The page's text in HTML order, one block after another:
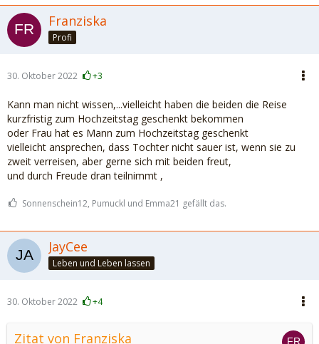
Franziska
Profi
30. Oktober 2022 +3
Kann man nicht wissen,...vielleicht haben die beiden die Reise
kurzfristig zum Hochzeitstag geschenkt bekommen
oder Frau hat es Mann zum Hochzeitstag geschenkt
vielleicht ansprechen, dass Tochter nicht sauer ist, wenn sie zu
zweit verreisen, aber gerne sich mit beiden freut,
und durch Freude dran teilnimmt ,
Sonnenschein12, Pumuckl und Emma21 gefällt das.
JayCee
Leben und Leben lassen
30. Oktober 2022 +4
Zitat von Franziska